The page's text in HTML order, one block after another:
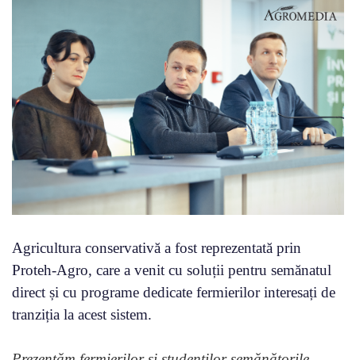
Agricultura conservativă a fost reprezentată prin
Proteh-Agro, care a venit cu soluții pentru semănatul
direct și cu programe dedicate fermierilor interesați de
tranziția la acest sistem.